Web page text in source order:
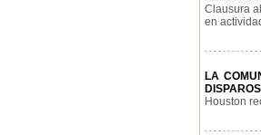
Clausura
en
LA
Houston